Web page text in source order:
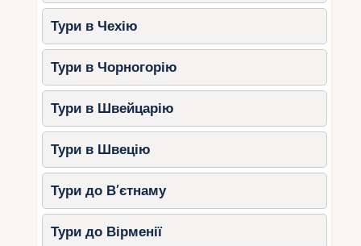
Корисні поради для
піших прогулянок на
Маврикії
Використовуйте зручне взуття
деякі маршрути можуть бути
кам’янистими та слизькими.
Запасіться водою та снеками– на
довгих маршрутах магазинів немає.
Надягніть сонцезахисний крем і
головний убір
Тури в Чехію
Тури в Чорногорію
Тури в Швейцарію
Тури в Швецію
Тури до В’єтнаму
Тури до Вірменії